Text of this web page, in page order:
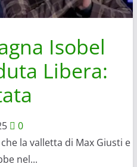
Isobel
Libera:
0
la valletta di Max Giusti e
nel...